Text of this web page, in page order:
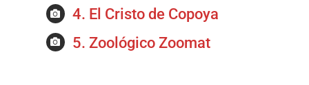
4. El Cristo de Copoya
5. Zoológico Zoomat